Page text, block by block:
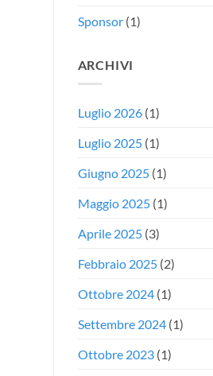
Sponsor(1)
ARCHIVI
Luglio 2026(1)
Luglio 2025(1)
Giugno 2025(1)
Maggio 2025(1)
Aprile 2025(3)
Febbraio 2025(2)
Ottobre 2024(1)
Settembre 2024(1)
Ottobre 2023(1)